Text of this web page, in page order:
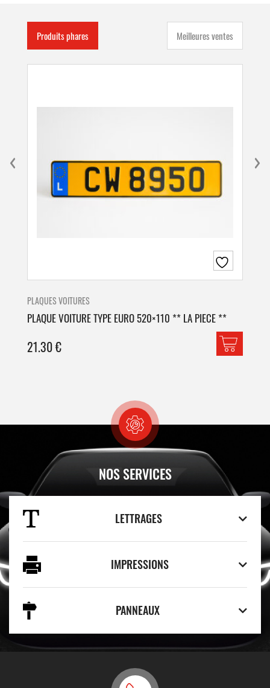
Produits phares Meilleures ventes
PLAQUES VOITURES
PLAQUE VOITURE TYPE EURO 520×110 ** LA PIECE **
21.30€
NOS SERVICES
LETTRAGES
IMPRESSIONS
PANNEAUX